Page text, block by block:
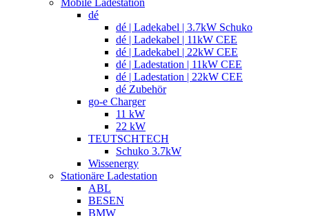
Mobile Ladestation
dé
dé | Ladekabel | 3.7kW Schuko
dé | Ladekabel | 11kW CEE
dé | Ladekabel | 22kW CEE
dé | Ladestation | 11kW CEE
dé | Ladestation | 22kW CEE
dé Zubehör
go-e Charger
11 kW
22 kW
TEUTSCHTECH
Schuko 3.7kW
Wissenergy
Stationäre Ladestation
ABL
BESEN
BMW